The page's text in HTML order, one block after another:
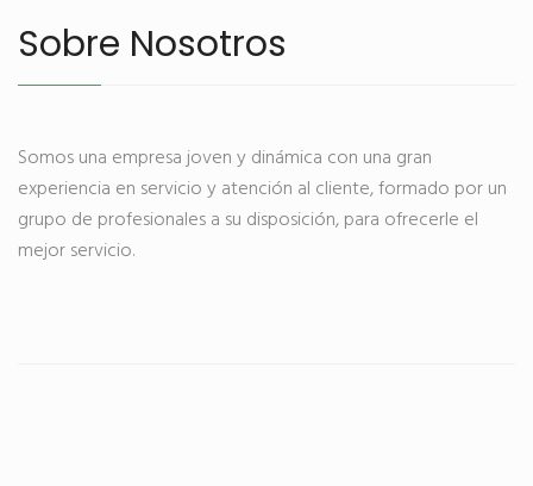
Sobre Nosotros
Somos una empresa joven y dinámica con una gran
experiencia en servicio y atención al cliente, formado por un
grupo de profesionales a su disposición, para ofrecerle el
mejor servicio.